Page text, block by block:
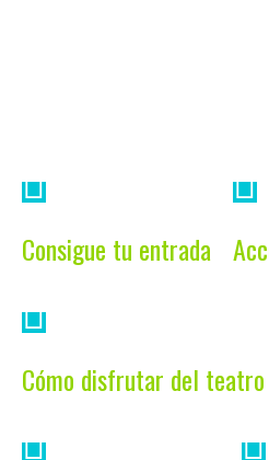
Consigue tu entrada
Cómo disfrutar del teatro